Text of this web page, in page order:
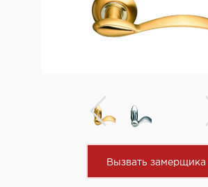
Вызвать замерщика